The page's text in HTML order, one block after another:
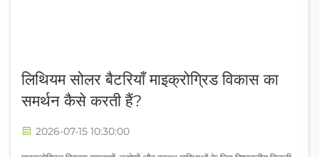
लिथियम सोलर बैटरियाँ माइक्रोग्रिड विकास का
समर्थन कैसे करती हैं?
2026-07-15 10:30:00